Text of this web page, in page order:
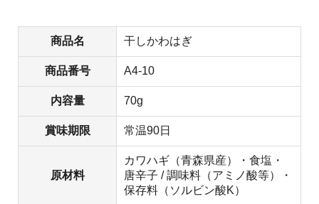
商品名 干しかわはぎ
商品番号 A4-10
内容量 70g
賞味期限 常温90日
原材料
カワハギ（青森県産）・食塩・
唐辛子 / 調味料（アミノ酸等）・
保存料（ソルビン酸K）